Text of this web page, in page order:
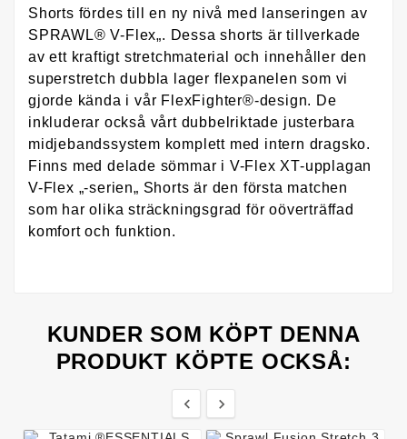
Shorts fördes till en ny nivå med lanseringen av
SPRAWL® V-Flex„. Dessa shorts är tillverkade
av ett kraftigt stretchmaterial och innehåller den
superstretch dubbla lager flexpanelen som vi
gjorde kända i vår FlexFighter®-design. De
inkluderar också vårt dubbelriktade justerbara
midjebandssystem komplett med intern dragsko.
Finns med delade sömmar i V-Flex XT-upplagan
V-Flex „-serien„ Shorts är den första matchen
som har olika sträckningsgrad för oöverträffad
komfort och funktion.
KUNDER SOM KÖPT DENNA
PRODUKT KÖPTE OCKSÅ:
 